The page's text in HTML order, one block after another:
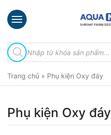
×
chủ
thiệu
phẩm
Đầu
Tìm
kiếm
sản
Trang chủ » Phụ kiện Oxy đáy
Phụ kiện Oxy đáy